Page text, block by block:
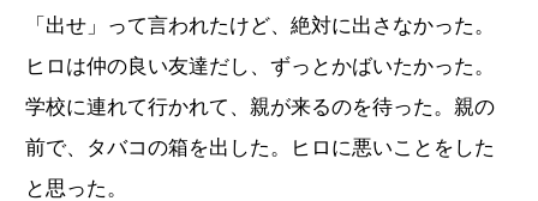
「出せ」って言われたけど、絶対に出さなかった。
ヒロは仲の良い友達だし、ずっとかばいたかった。
学校に連れて行かれて、親が来るのを待った。親の
前で、タバコの箱を出した。ヒロに悪いことをした
と思った。